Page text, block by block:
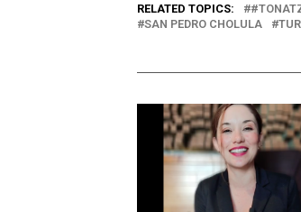
RELATED TOPICS:
SAN PEDRO CHOLULA